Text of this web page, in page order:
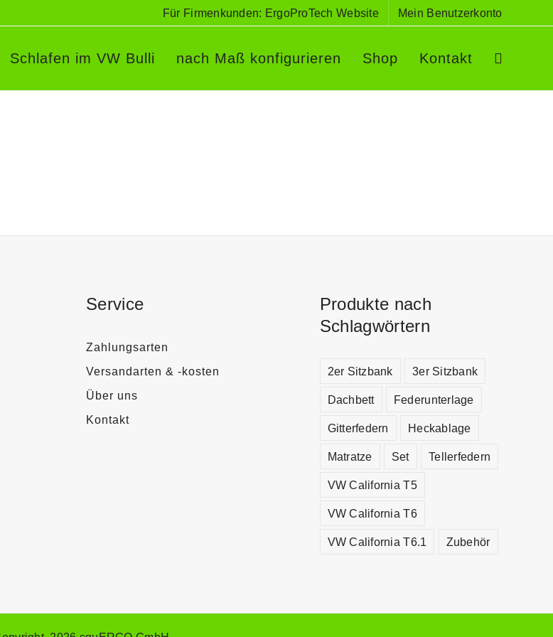
Für Firmenkunden: ErgoProTech Website Mein Benutzerkonto
Schlafen im VW Bulli nach Maß konfigurieren Shop Kontakt
entsperren
Service
Zahlungsarten
Versandarten & -kosten
Über uns
Kontakt
Produkte nach
Schlagwörtern
2er Sitzbank 3er Sitzbank
Dachbett Federunterlage
Gitterfedern Heckablage
Matratze Set Tellerfedern
VW California T5
VW California T6
VW California T6.1 Zubehör